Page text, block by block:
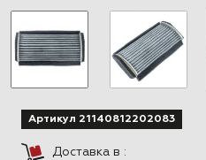
Артикул 21140812202083
Доставка в :